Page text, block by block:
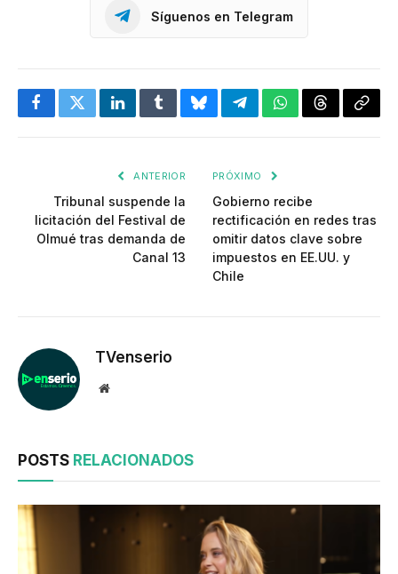
Síguenos en Telegram
FacebookTwitterLinkedInTumblrBlueskyTelegramWhatsApp
Threads
ANTERIOR
Tribunal suspende la
licitación del Festival de
Olmué tras demanda de
Canal 13
PRÓXIMO
Gobierno recibe
rectificación en redes tras
omitir datos clave sobre
impuestos en EE.UU. y
Chile
TVenserio
Website
POSTS RELACIONADOS